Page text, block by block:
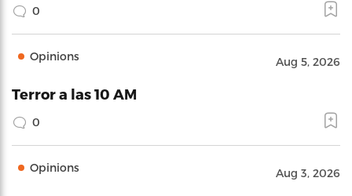
0
Opinions Aug 5, 2026
Terror a las 10 AM
0
Opinions Aug 3, 2026